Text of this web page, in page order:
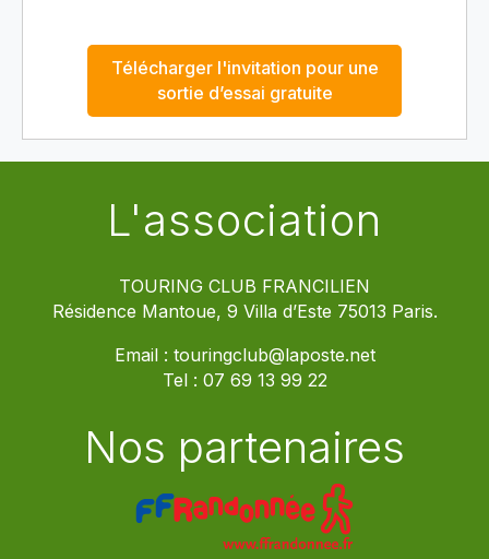
Télécharger l'invitation pour une
sortie d’essai gratuite
L'association
TOURING CLUB FRANCILIEN
Résidence Mantoue, 9 Villa d’Este 75013 Paris.
Email : touringclub@laposte.net
Tel : 07 69 13 99 22
Nos partenaires